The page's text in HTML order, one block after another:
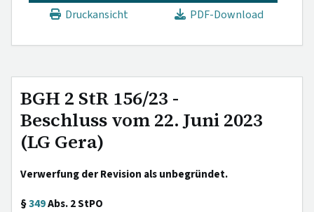
Druckansicht
PDF-Download
BGH 2 StR 156/23 -
Beschluss vom 22. Juni 2023
(LG Gera)
Verwerfung der Revision als unbegründet.
§349Abs. 2 StPO